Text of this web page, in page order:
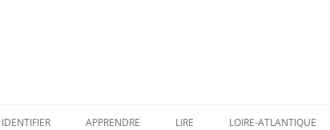
IDENTIFIER APPRENDRE LIRE LOIRE-ATLANTIQUE